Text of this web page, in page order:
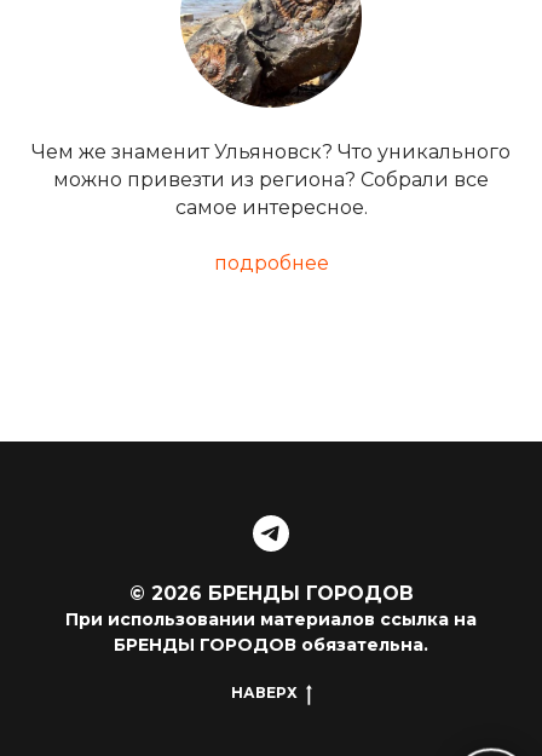
Чем же знаменит Ульяновск? Что уникального
можно привезти из региона? Собрали все
самое интересное.
подробнее
© 2026 БРЕНДЫ ГОРОДОВ
При использовании материалов ссылка на
БРЕНДЫ ГОРОДОВ обязательна.
НАВЕРХ